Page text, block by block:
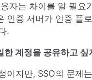
자는 차이를 알 필요
인증 서버가 인증 플
.
한 계정을 공유하고 싶
이지만, SSO의 문제